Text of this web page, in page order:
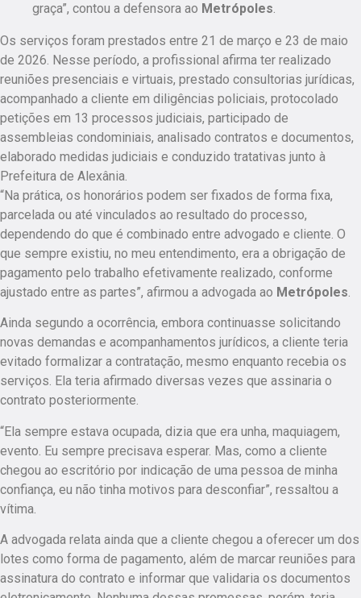
graça”, contou a defensora ao Metrópoles
Os serviços foram prestados entre 21 de março e 23 de maio
de 2026. Nesse período, a profissional afirma ter realizado
reuniões presenciais e virtuais, prestado consultorias jurídicas,
acompanhado a cliente em diligências policiais, protocolado
petições em 13 processos judiciais, participado de
assembleias condominiais, analisado contratos e documentos,
elaborado medidas judiciais e conduzido tratativas junto à
Prefeitura de Alexânia.
“Na prática, os honorários podem ser fixados de forma fixa,
parcelada ou até vinculados ao resultado do processo,
dependendo do que é combinado entre advogado e cliente. O
que sempre existiu, no meu entendimento, era a obrigação de
pagamento pelo trabalho efetivamente realizado, conforme
ajustado entre as partes”, afirmou a advogada ao Metrópoles
Ainda segundo a ocorrência, embora continuasse solicitando
novas demandas e acompanhamentos jurídicos, a cliente teria
evitado formalizar a contratação, mesmo enquanto recebia os
serviços. Ela teria afirmado diversas vezes que assinaria o
contrato posteriormente.
“Ela sempre estava ocupada, dizia que era unha, maquiagem,
evento. Eu sempre precisava esperar. Mas, como a cliente
chegou ao escritório por indicação de uma pessoa de minha
confiança, eu não tinha motivos para desconfiar”, ressaltou a
vítima.
A advogada relata ainda que a cliente chegou a oferecer um dos
lotes como forma de pagamento, além de marcar reuniões para
assinatura do contrato e informar que validaria os documentos